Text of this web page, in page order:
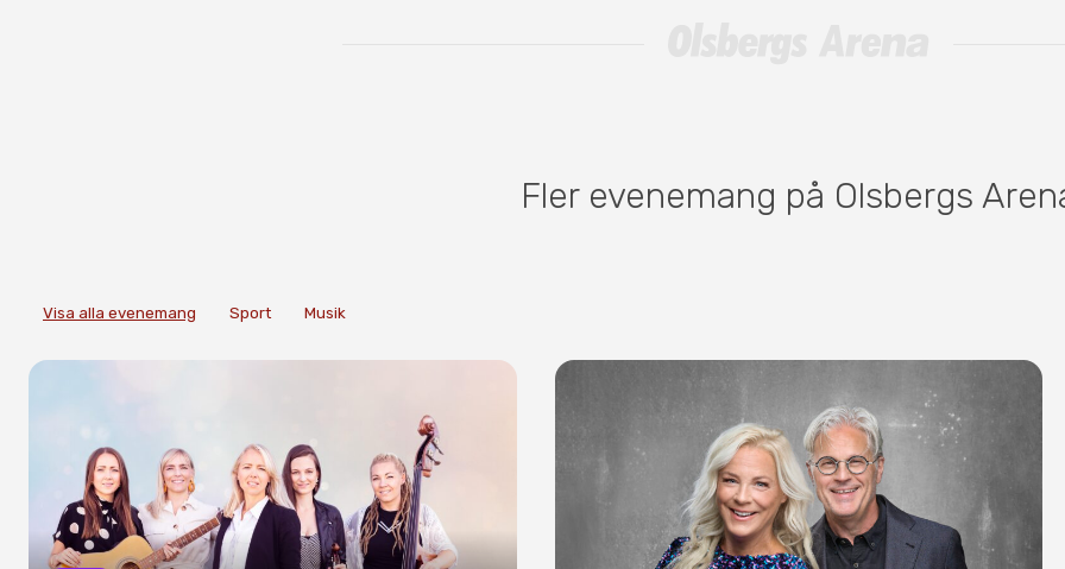
Fler evenemang på Olsbergs
Visa alla evenemang Sport Musik